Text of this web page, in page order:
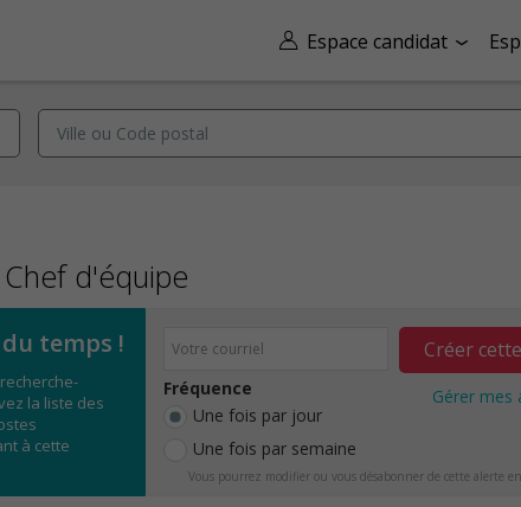
Espace candidat
Chef d'équipe
temps !
la liste des
à cette
Fréquence
Une fois par jour
Une fois par semaine
Créer
Gérer mes
Vous pourrez modifier ou vous désabonner de cette alerte